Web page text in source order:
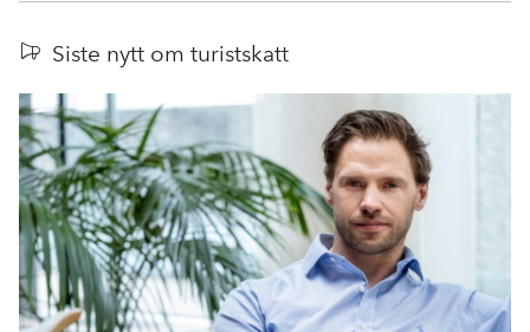
Siste nytt om turistskatt